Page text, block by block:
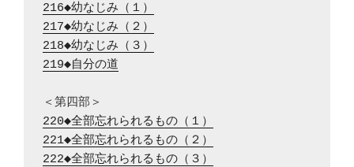
216◆幼なじみ（１）
217◆幼なじみ（２）
218◆幼なじみ（３）
219◆自分の道
220◆全部忘れられるもの（１）
221◆全部忘れられるもの（２）
222◆全部忘れられるもの（３）